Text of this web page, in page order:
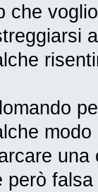
che
una
però